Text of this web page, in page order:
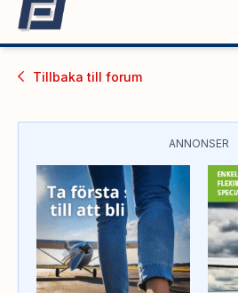
Tillbaka till forum
ANNONSER